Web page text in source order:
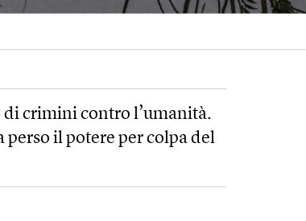
di crimini contro l’umanità.
perso il potere per colpa del